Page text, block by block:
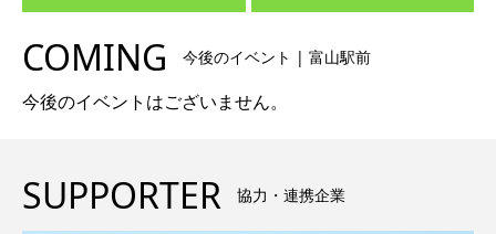
COMING 今後のイベント | 富山駅前
今後のイベントはございません。
SUPPORTER 協力・連携企業